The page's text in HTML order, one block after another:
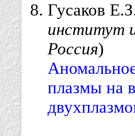
Гусаков
институт
Россия)
плазмы на